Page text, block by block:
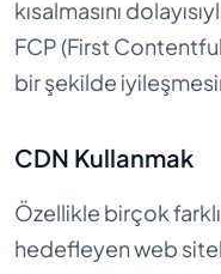
kısalmasını
FCP (First
bir şekilde
CDN Kullanmak
Özellikle birçok
hedefleyen web